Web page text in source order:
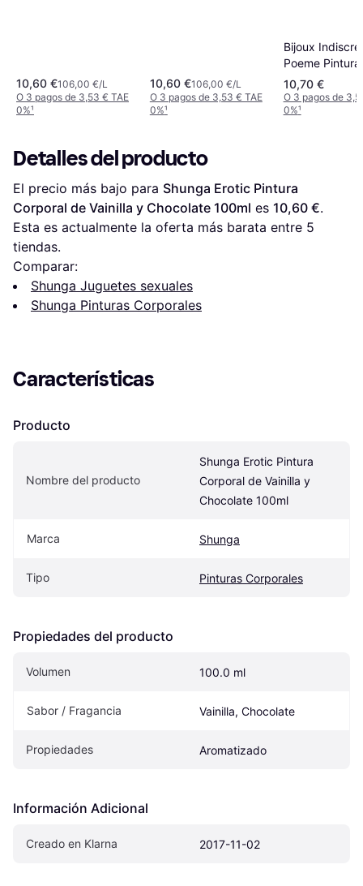
10,60 €106,00 €/L
O 3 pagos de 3,53 € TAE
0%¹
10,60 €106,00 €/L
O 3 pagos de 3,53 € TAE
0%¹
Bijoux
Poeme Pintura
Comestible
Negro 50g
10,70 €
O 3 pagos de
0%¹
Detalles del producto
El precio más bajo para Shunga Erotic Pintura
Corporal de Vainilla y Chocolate 100ml es 10,60 €.
Esta es actualmente la oferta más barata entre 5
tiendas.
Comparar:
Shunga Juguetes sexuales
Shunga Pinturas Corporales
Características
Producto
Nombre del producto
Shunga Erotic Pintura
Corporal de Vainilla y
Chocolate 100ml
Marca Shunga
Tipo Pinturas Corporales
Propiedades del producto
Volumen 100.0 ml
Sabor / Fragancia Vainilla, Chocolate
Propiedades Aromatizado
Información Adicional
Creado en Klarna 2017-11-02